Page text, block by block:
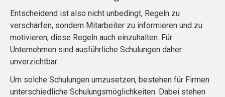
Entscheidend ist also nicht unbedingt, Regeln zu
verschärfen, sondern Mitarbeiter zu informieren und zu
motivieren, diese Regeln auch einzuhalten. Für
Unternehmen sind ausführliche Schulungen daher
unverzichtbar.
Um solche Schulungen umzusetzen, bestehen für Firmen
unterschiedliche Schulungsmöglichkeiten. Dabei stehen